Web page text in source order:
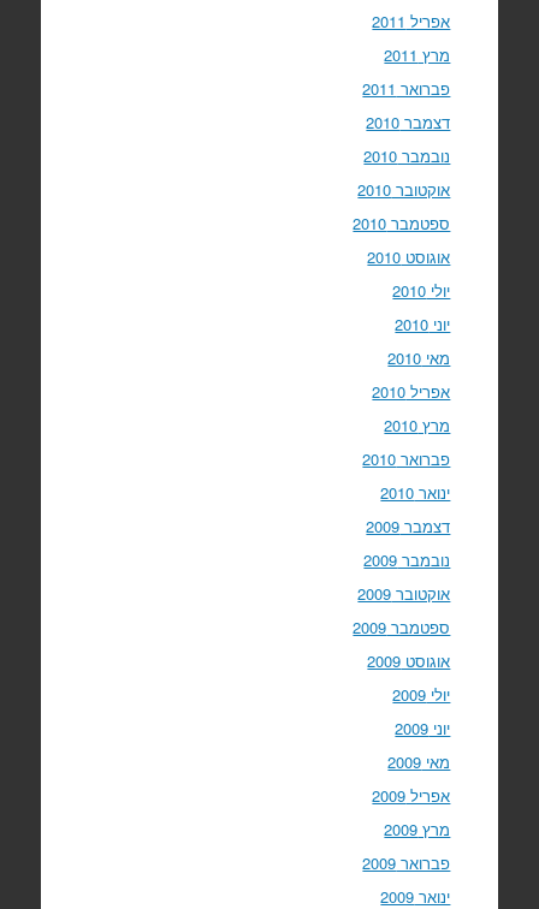
אפריל 2011
מרץ 2011
פברואר 2011
דצמבר 2010
נובמבר 2010
אוקטובר 2010
ספטמבר 2010
אוגוסט 2010
יולי 2010
יוני 2010
מאי 2010
אפריל 2010
מרץ 2010
פברואר 2010
ינואר 2010
דצמבר 2009
נובמבר 2009
אוקטובר 2009
ספטמבר 2009
אוגוסט 2009
יולי 2009
יוני 2009
מאי 2009
אפריל 2009
מרץ 2009
פברואר 2009
ינואר 2009